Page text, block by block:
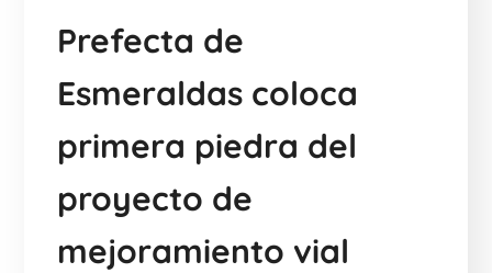
Prefecta de
Esmeraldas coloca
primera piedra del
proyecto de
mejoramiento vial